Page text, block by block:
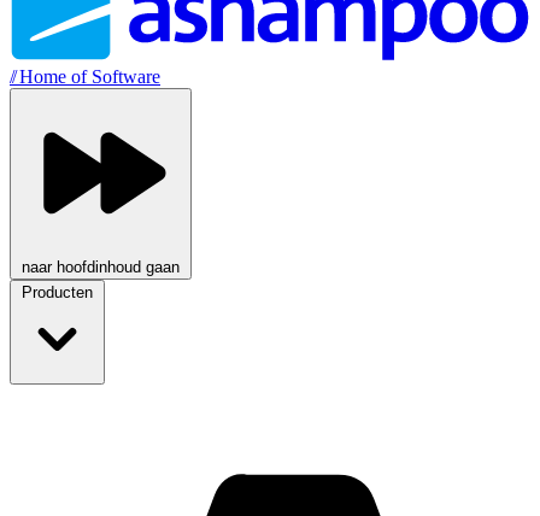
//Home of Software
naar hoofdinhoud gaan
Producten